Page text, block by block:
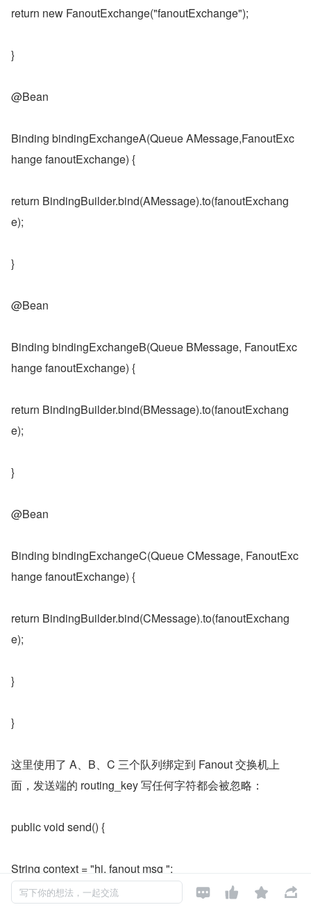
return new FanoutExchange("fanoutExchange");
}
@Bean
Binding bindingExchangeA(Queue AMessage,FanoutExc
hange fanoutExchange) {
return BindingBuilder.bind(AMessage).to(fanoutExchang
e);
}
@Bean
Binding bindingExchangeB(Queue BMessage, FanoutExc
hange fanoutExchange) {
return BindingBuilder.bind(BMessage).to(fanoutExchang
e);
}
@Bean
Binding bindingExchangeC(Queue CMessage, FanoutExc
hange fanoutExchange) {
return BindingBuilder.bind(CMessage).to(fanoutExchang
e);
}
}
这里使用了 A、B、C 三个队列绑定到 Fanout 交换机上
面，发送端的 routing_key 写任何字符都会被忽略：
public void send() {
String context = "hi, fanout msg ";
写下你的想法，一起交流    